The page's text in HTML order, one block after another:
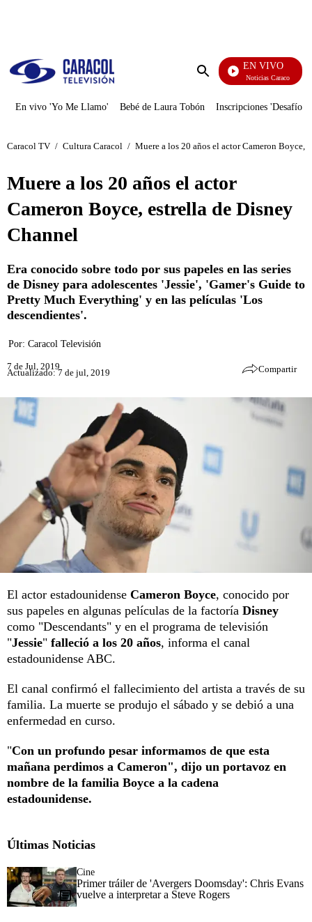
Enviar
EN VIVO
Noticias Caracol
En vivo 'Yo Me Llamo' Bebé de Laura Tobón Inscripciones 'Desafío'
Caracol TV / Cultura Caracol / Muere a los 20 años el actor Cameron Boyce,
Muere a los 20 años el actor
Cameron Boyce, estrella de Disney
Channel
Era conocido sobre todo por sus papeles en las series
de Disney para adolescentes 'Jessie', 'Gamer's Guide to
Pretty Much Everything' y en las películas 'Los
descendientes'.
Por: Caracol Televisión
7 de Jul, 2019
Actualizado: 7 de jul, 2019 Compartir
El actor estadounidense Cameron Boyce, conocido por
sus papeles en algunas películas de la factoría Disney
como "Descendants" y en el programa de televisión
"Jessie" falleció a los 20 años, informa el canal
estadounidense ABC.
El canal confirmó el fallecimiento del artista a través de su
familia. La muerte se produjo el sábado y se debió a una
enfermedad en curso.
"Con un profundo pesar informamos de que esta
mañana perdimos a Cameron", dijo un portavoz en
nombre de la familia Boyce a la cadena
estadounidense.
Últimas Noticias
Cine
Primer tráiler de 'Avergers Doomsday': Chris Evans
vuelve a interpretar a Steve Rogers